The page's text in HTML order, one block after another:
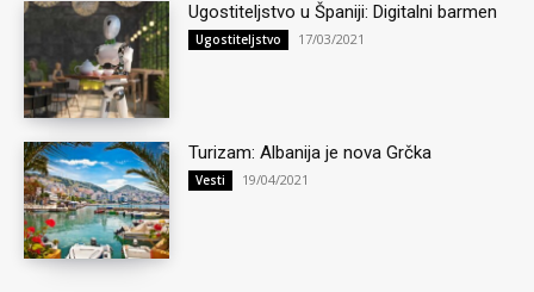
Ugostiteljstvo u Španiji: Digitalni barmen
Ugostiteljstvo 17/03/2021
Turizam: Albanija je nova Grčka
Vesti 19/04/2021